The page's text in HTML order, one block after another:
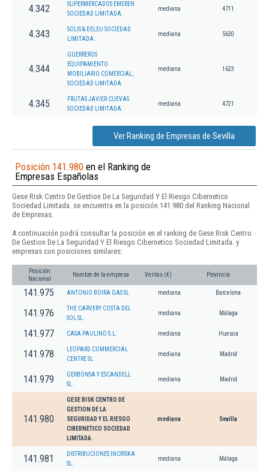
4.342
SUPERMERCADOS EMEREN
SOCIEDAD LIMITADA.
mediana 4711
4.343
SOLIS & DELEU SOCIEDAD
LIMITADA.
mediana 5630
4.344
GUERREROS
EQUIPAMIENTO
MOBILIARIO COMERCIAL,
SOCIEDAD LIMITADA.
mediana 1623
4.345
FRUTAS JAVIER CUEVAS
SOCIEDAD LIMITADA.
mediana 4721
Ver Ranking de Empresas de Sevilla
Posición 141.980 en el Ranking de
Empresas Españolas
Gese Risk Centro De Gestion De La Seguridad Y El Riesgo Cibernetico
Sociedad Limitada. se encuentra en la posición 141.980 del Ranking Nacional
de Empresas.
A continuación podrá consultar la posición en el ranking de Gese Risk Centro
De Gestion De La Seguridad Y El Riesgo Cibernetico Sociedad Limitada. y
empresas con posiciones similares:
Posición
Nacional
Nombre de la empresa Ventas (€) Provincia
141.975 ANTONIO BOIRA GAS SL mediana Barcelona
141.976
THE CARVERY COSTA DEL
SOL SL.
mediana Málaga
141.977 CASA PAULINO S.L. mediana Huesca
141.978
LEOPARD COMMERCIAL
CENTRE SL
mediana Madrid
141.979
GERBONSA Y ESCANDELL
SL.
mediana Madrid
141.980
GESE RISK CENTRO DE
GESTION DE LA
SEGURIDAD Y EL RIESGO
CIBERNETICO SOCIEDAD
LIMITADA.
mediana Sevilla
141.981
DISTRIBUCIONES INCRISKA
SL.
mediana Málaga